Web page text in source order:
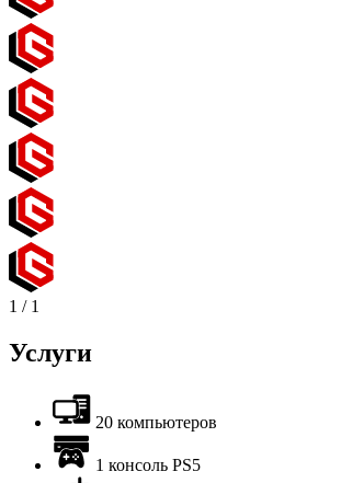
1 / 1
Услуги
20 компьютеров
1 консоль PS5